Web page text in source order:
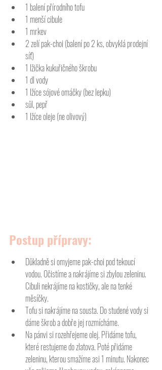
1 balení přírodního tofu
1 menší cibule
1 mrkev
2 zelí pak-choi (balení po 2 ks, obvyklá prodejní
síť)
1 lžička kukuřičného škrobu
1 dl vody
1 lžíce sójové omáčky (bez lepku)
sůl, pepř
1 lžíce oleje (ne olivový)
Postup přípravy:
Důkladně si omyjeme pak-choi pod tekoucí
vodou. Očistíme a nakrájíme si zbylou zeleninu.
Cibuli nekrájíme na kostičky, ale na tenké
měsíčky.
Tofu si nakrájíme na sousta. Do studené vody si
dáme škrob a dobře jej rozmícháme.
Na pánvi si rozehřejeme olej. Přidáme tofu,
které restujeme do zlatova. Poté přidáme
zeleninu, kterou smažíme asi 1 minutu. Nakonec